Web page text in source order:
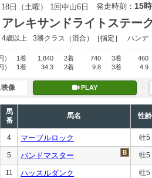
日（土曜） 1回中山6日 発走時刻： 15
アレキサンドライトステー
4歳以上 3勝クラス （混合）［指定］ ハンデ
） 1着 1,840 2着 740 3着
460
） 1着 34.3 2着 9.8 3着 4.9
映像 PLAY
馬
番
馬名 性齢
4 マーブルロック 牡5
5 バンドマスター 牡5
11 ハッスルダンク 牡5